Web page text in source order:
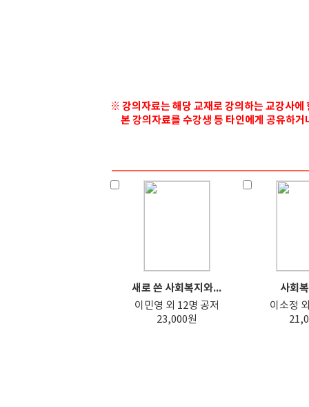
※ 강의자료는 해당 교재로 강의하는 교강사에
본 강의자료를 수강생 등 타인에게 공유하
새로 쓴 사회복지와...
이민영 외 12명 공저
23,000원
사회
이소정